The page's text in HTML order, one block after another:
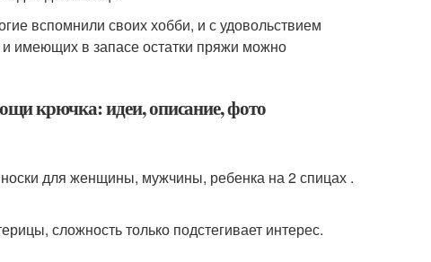
вспомнили своих хобби, и с удовольствием
имеющих в запасе остатки пряжи можно
крючка: идеи, описание, фото
для женщины, мужчины, ребенка на 2 спицах .
сложность только подстегивает интерес.